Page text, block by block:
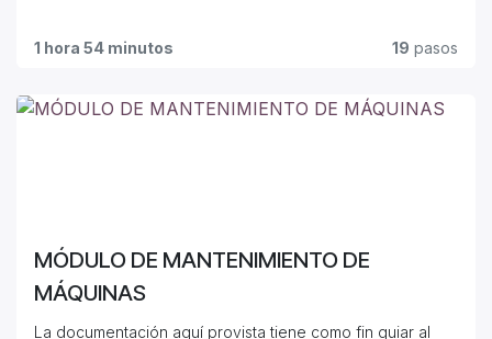
1 hora 54 minutos 19 pasos
MÓDULO DE MANTENIMIENTO DE
MÁQUINAS
La documentación aquí provista tiene como fin guiar al